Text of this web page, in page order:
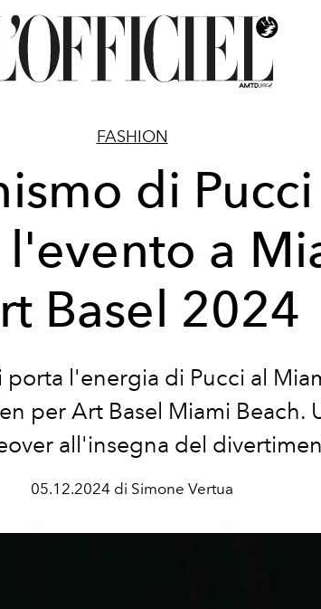
FASHION
di Pucci
l'evento a
Basel 2024
porta l'energia di Pucci al
per Art Basel Miami Beach.
all'insegna del
05.12.2024 di Simone Vertua